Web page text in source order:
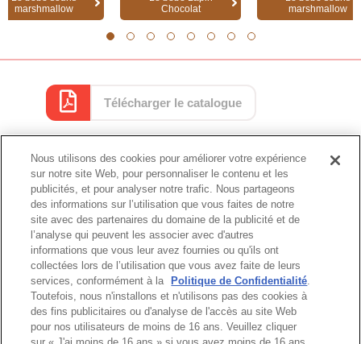
marshmallow
Chocolat
marshmallow
Télécharger le catalogue
Catalogue
Haut de page
Nous utilisons des cookies pour améliorer votre expérience
sur notre site Web, pour personnaliser le contenu et les
publicités, et pour analyser notre trafic. Nous partageons
des informations sur l’utilisation que vous faites de notre
site avec des partenaires du domaine de la publicité et de
l’analyse qui peuvent les associer avec d'autres
informations que vous leur avez fournies ou qu'ils ont
collectées lors de l’utilisation que vous avez faite de leurs
services, conformément à la
Politique de Confidentialité.
Toutefois, nous n'installons et n'utilisons pas des cookies à
des fins publicitaires ou d'analyse de l'accès au site Web
pour nos utilisateurs de moins de 16 ans. Veuillez cliquer